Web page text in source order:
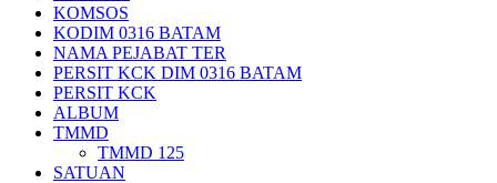
KOMSOS
KODIM 0316 BATAM
NAMA PEJABAT TER
PERSIT KCK DIM 0316 BATAM
PERSIT KCK
ALBUM
TMMD
TMMD 125
SATUAN